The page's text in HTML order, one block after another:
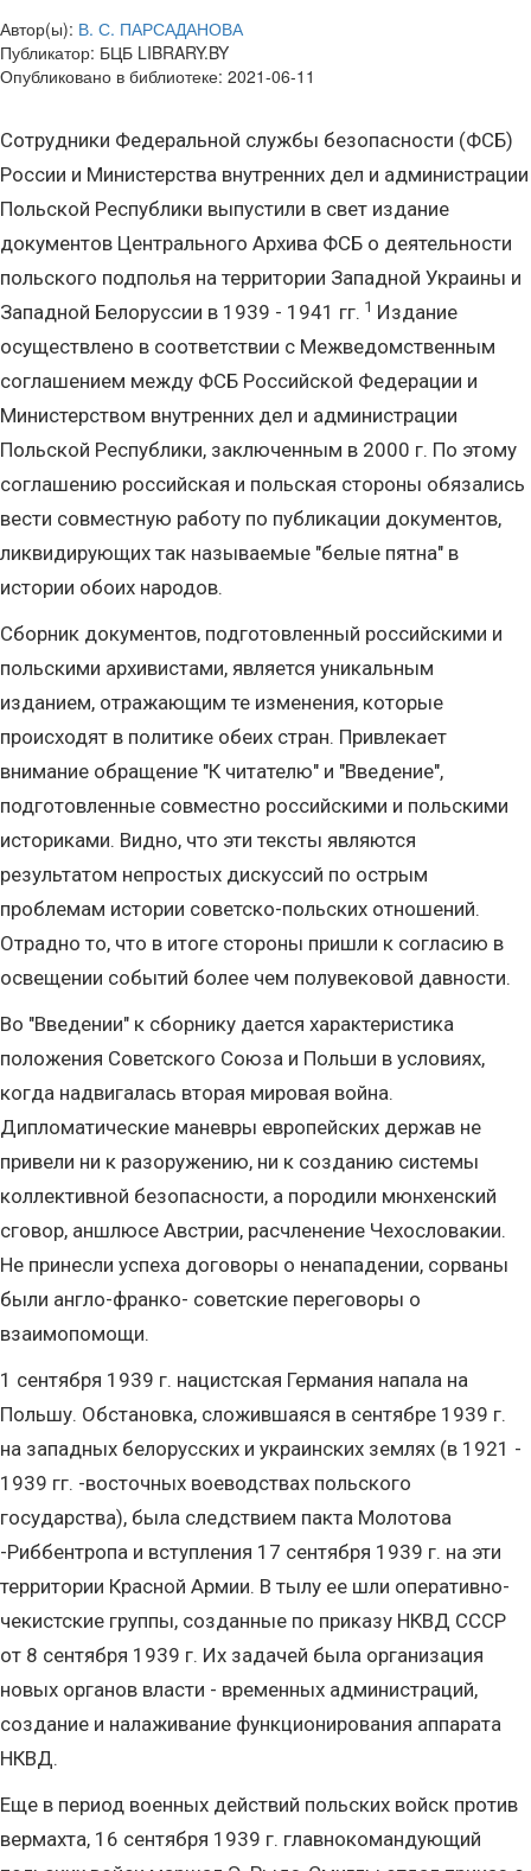
Автор(ы): В. С. ПАРСАДАНОВА
Публикатор: БЦБ LIBRARY.BY
Опубликовано в библиотеке: 2021-06-11
Сотрудники Федеральной службы безопасности (ФСБ)
России и Министерства внутренних дел и администрации
Польской Республики выпустили в свет издание
документов Центрального Архива ФСБ о деятельности
польского подполья на территории Западной Украины и
Западной Белоруссии в 1939 - 1941 гг. 1 Издание
осуществлено в соответствии с Межведомственным
соглашением между ФСБ Российской Федерации и
Министерством внутренних дел и администрации
Польской Республики, заключенным в 2000 г. По этому
соглашению российская и польская стороны обязались
вести совместную работу по публикации документов,
ликвидирующих так называемые "белые пятна" в
истории обоих народов.
Сборник документов, подготовленный российскими и
польскими архивистами, является уникальным
изданием, отражающим те изменения, которые
происходят в политике обеих стран. Привлекает
внимание обращение "К читателю" и "Введение",
подготовленные совместно российскими и польскими
историками. Видно, что эти тексты являются
результатом непростых дискуссий по острым
проблемам истории советско-польских отношений.
Отрадно то, что в итоге стороны пришли к согласию в
освещении событий более чем полувековой давности.
Во "Введении" к сборнику дается характеристика
положения Советского Союза и Польши в условиях,
когда надвигалась вторая мировая война.
Дипломатические маневры европейских держав не
привели ни к разоружению, ни к созданию системы
коллективной безопасности, а породили мюнхенский
сговор, аншлюсе Австрии, расчленение Чехословакии.
Не принесли успеха договоры о ненападении, сорваны
были англо-франко- советские переговоры о
взаимопомощи.
1 сентября 1939 г. нацистская Германия напала на
Польшу. Обстановка, сложившаяся в сентябре 1939 г.
на западных белорусских и украинских землях (в 1921 -
1939 гг. -восточных воеводствах польского
государства), была следствием пакта Молотова
-Риббентропа и вступления 17 сентября 1939 г. на эти
территории Красной Армии. В тылу ее шли оперативно-
чекистские группы, созданные по приказу НКВД СССР
от 8 сентября 1939 г. Их задачей была организация
новых органов власти - временных администраций,
создание и налаживание функционирования аппарата
НКВД.
Еще в период военных действий польских войск против
вермахта, 16 сентября 1939 г. главнокомандующий